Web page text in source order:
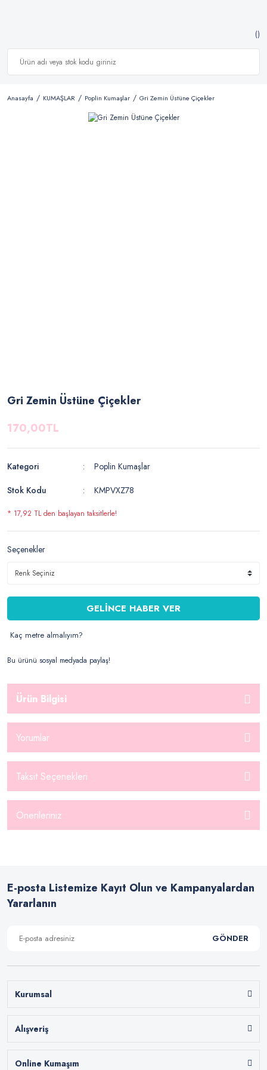
Anasayfa KUMAŞLAR Poplin Kumaşlar Gri Zemin Üstüne Çiçekler
Gri Zemin Üstüne Çiçekler
170,00TL
Kategori
Poplin Kumaşlar
Stok Kodu
KMPVXZ78
* 17,92 TL den başlayan taksitlerle!
Seçenekler
GELİNCE HABER VER
Kaç metre almalıyım?
Bu ürünü sosyal medyada paylaş!
Ürün Bilgisi
Yorumlar
Taksit Seçenekleri
Önerileriniz
E-posta Listemize Kayıt Olun ve Kampanyalardan
Yararlanın
GÖNDER
Kurumsal
Alışveriş
Online Kumaşım